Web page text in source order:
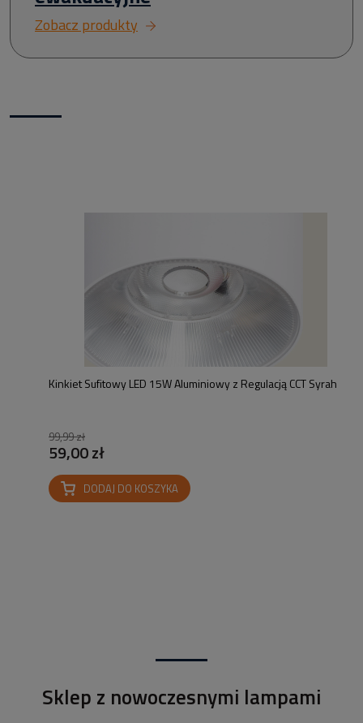
Zobacz produkty
Kinkiet Sufitowy LED 15W Aluminiowy z Regulacją CCT Syrah
99,99 zł
59,00 zł
DODAJ DO KOSZYKA
Sklep z nowoczesnymi lampami